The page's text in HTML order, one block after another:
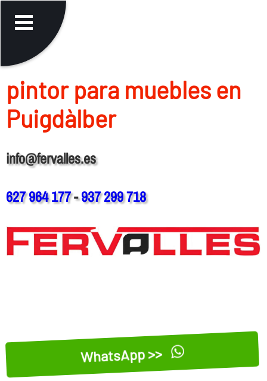
pintor para muebles en
Puigdàlber
info@fervalles.es
627 964 177-937 299 718
WhatsApp >>